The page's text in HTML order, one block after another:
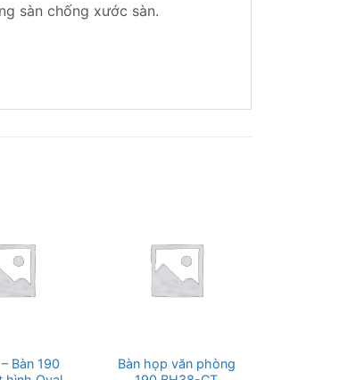
sàn chống xước sàn.
Bàn 190
Bàn họp văn phòng